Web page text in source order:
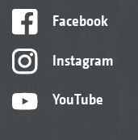
Facebook
Instagram
YouTube